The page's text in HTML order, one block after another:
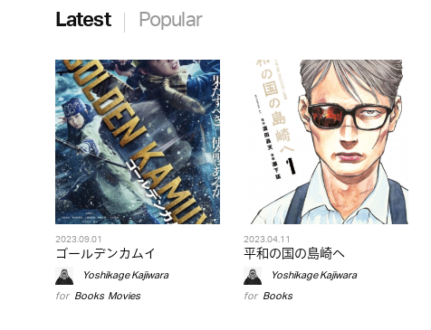
Latest Popular
2023.09.01
ゴールデンカムイ
Yoshikage Kajiwara
for Books,Movies
2023.04.11
平和の国の島崎へ
Yoshikage Kajiwara
for Books